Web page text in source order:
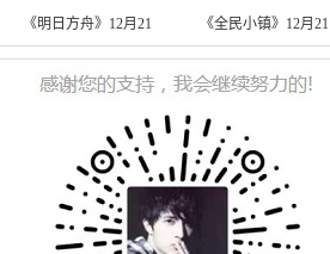
《明日方舟》12月21 《全民小镇》12月21